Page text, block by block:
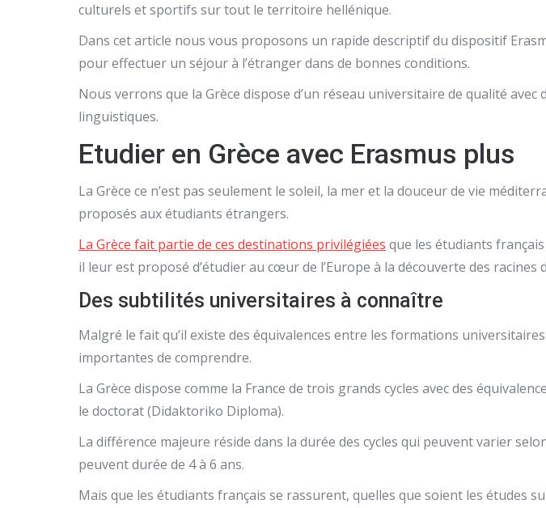
culturels et sportifs sur tout le territoire hellénique.
Dans cet article nous vous proposons un rapide descriptif du dispositif
pour effectuer un séjour à l’étranger dans de bonnes conditions.
Nous verrons que la Grèce dispose d’un réseau universitaire de qualité
linguistiques.
Etudier en Grèce avec Erasmus plus
La Grèce ce n’est pas seulement le soleil, la mer et la douceur de vie
proposés aux étudiants étrangers.
La Grèce fait partie de ces destinations privilégiées que les étudiants
il leur est proposé d’étudier au cœur de l’Europe à la découverte des racines
Des subtilités universitaires à connaître
Malgré le fait qu’il existe des équivalences entre les formations
importantes de comprendre.
La Grèce dispose comme la France de trois grands cycles avec des
le doctorat (Didaktoriko Diploma).
La différence majeure réside dans la durée des cycles qui peuvent varier
peuvent durée de 4 à 6 ans.
Mais que les étudiants français se rassurent, quelles que soient les études